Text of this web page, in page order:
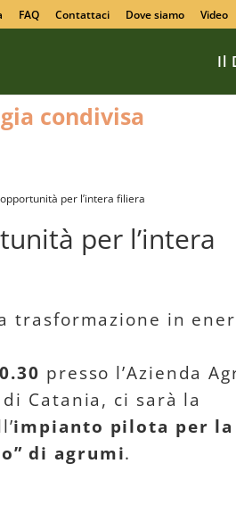
FAQ Contattaci Dove siamo Video
Il
per l’intera filiera
per l’intera
trasformazione in
presso l’Azienda
Catania, ci sarà la
impianto pilota per la
di agrumi.
condivisa